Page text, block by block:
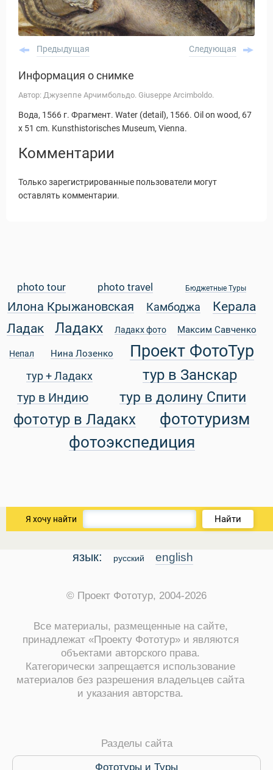
Туры
Предыдущая Следующая
Информация о снимке
Автор: Джузеппе Арчимбольдо. Giuseppe Arcimboldo.
Вода, 1566 г. Фрагмент. Water (detail), 1566. Oil on wood, 67
x 51 cm. Kunsthistorisches Museum, Vienna.
Комментарии
Только зарегистрированные пользователи могут
оставлять комментарии.
photo tour photo travel Бюджетные Туры
Илона Крыжановская Камбоджа
Керала
Ладак
Ладакх Ладакх фото Максим Савченко
Непал Нина Лозенко Проект ФотоТур
тур + Ладакх тур в Занскар
тур в Индию тур в долину Спити
фототур в Ладакх
фототуризм
фотоэкспедиция
Я хочу найти Найти
язык: русский english
© Проект Фототур, 2004-2026
Все материалы, размещенные на сайте,
принадлежат «Проекту Фототур» и являются
объектами авторского права.
Категорически запрещается использование
материалов без разрешения владельцев сайта
и указания авторства.
Разделы сайта
Фототуры и Туры